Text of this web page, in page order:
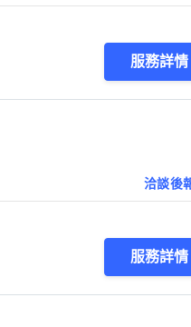
服務詳情
洽談後
服務詳情